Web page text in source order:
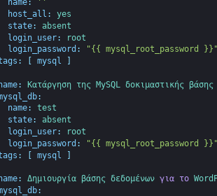
name:
''
host_all :
yes
state:
absent
login_user:
root
login_password :
"{{ mysql_root_password
: mysql
: Κατάργηση της MySQL δοκιμαστικής βάσης
:
name:
test
state:
absent
login_user:
root
login_password :
"{{ mysql_root_password
: [ mysql ]
: Δημιουργία βάσης δεδομένων για το
: